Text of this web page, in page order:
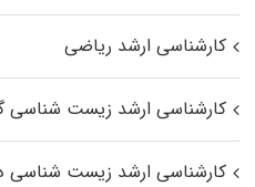
کارشناسی ارشد ریاضی
کارشناسی ارشد زیست‌ شناسی
کارشناسی ارشد زیست‌ شناسی